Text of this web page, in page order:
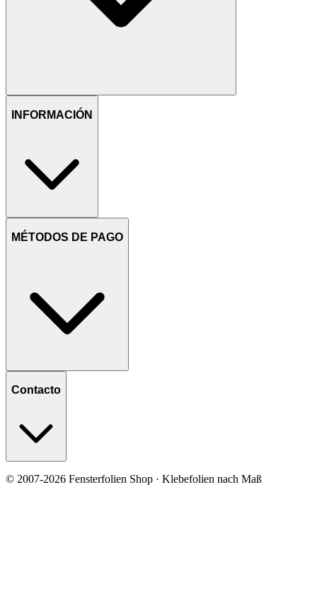
INFORMACIÓN
MÉTODOS DE PAGO
Contacto
© 2007-2026 Fensterfolien Shop · Klebefolien nach Maß